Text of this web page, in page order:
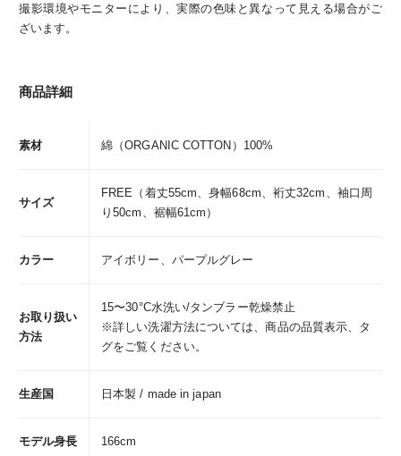
撮影環境やモニターにより、実際の色味と異なって見える場合がご
ざいます。
商品詳細
素材 綿（ORGANIC COTTON）100%
サイズ
FREE（着丈55cm、身幅68cm、裄丈32cm、袖口周
り50cm、裾幅61cm）
カラー アイボリー、パープルグレー
お取り扱い
方法
15〜30°C水洗い/タンブラー乾燥禁止
※詳しい洗濯方法については、商品の品質表示、タ
グをご覧ください。
生産国 日本製 / made in japan
モデル身長 166cm